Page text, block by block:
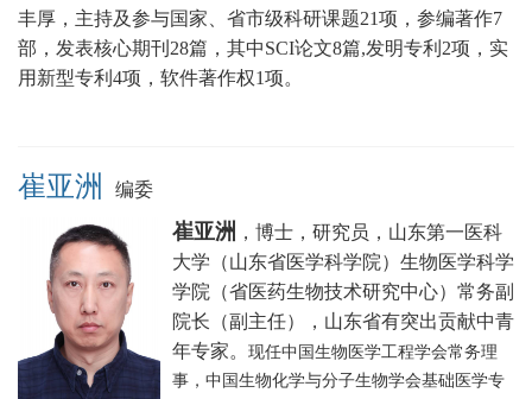
丰厚，主持及参与国家、省市级科研课题21项，参编著作7
部，发表核心期刊28篇，其中SCI论文8篇,发明专利2项，实
用新型专利4项，软件著作权1项。
崔亚洲 编委
崔亚洲 ，博士，研究员，山东第一医科
大学（山东省医学科学院）生物医学科学
学院（省医药生物技术研究中心）常务副
院长（副主任），山东省有突出贡献中青
年专家。 现任中国生物医学工程学会常务理
事，中国生物化学与分子生物学会基础医学专